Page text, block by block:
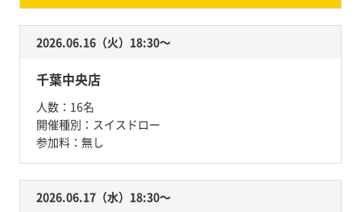
2026.06.16（火）18:30〜
千葉中央店
人数： 16名
開催種別： スイスドロー
参加料： 無し
2026.06.17（水）18:30〜